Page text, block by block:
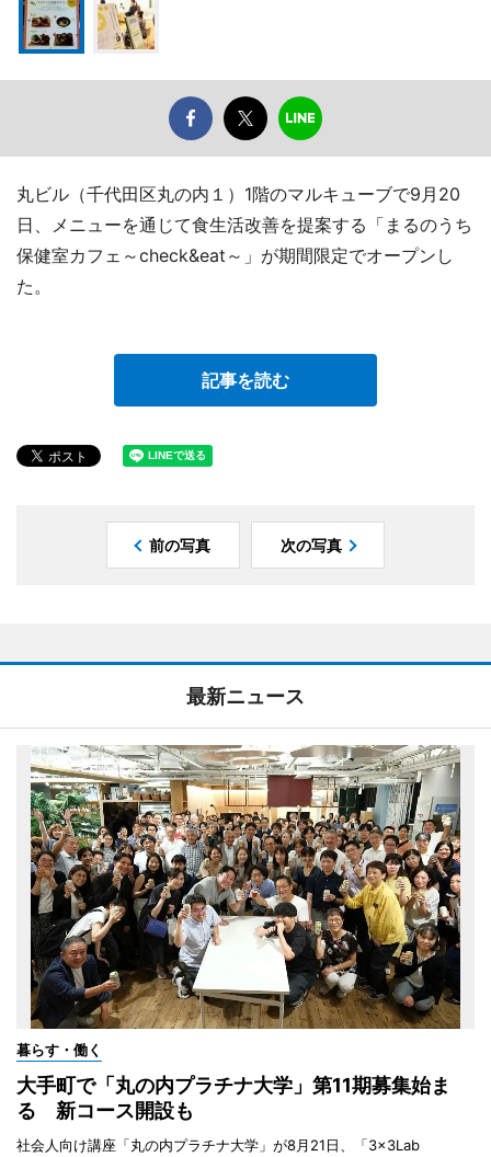
丸ビル（千代田区丸の内１）1階のマルキューブで9月20
日、メニューを通じて食生活改善を提案する「まるのうち
保健室カフェ～check&eat～」が期間限定でオープンし
た。
記事を読む
前の写真 次の写真
最新ニュース
暮らす・働く
大手町で「丸の内プラチナ大学」第11期募集始ま
る 新コース開設も
社会人向け講座「丸の内プラチナ大学」が8月21日、「3×3Lab